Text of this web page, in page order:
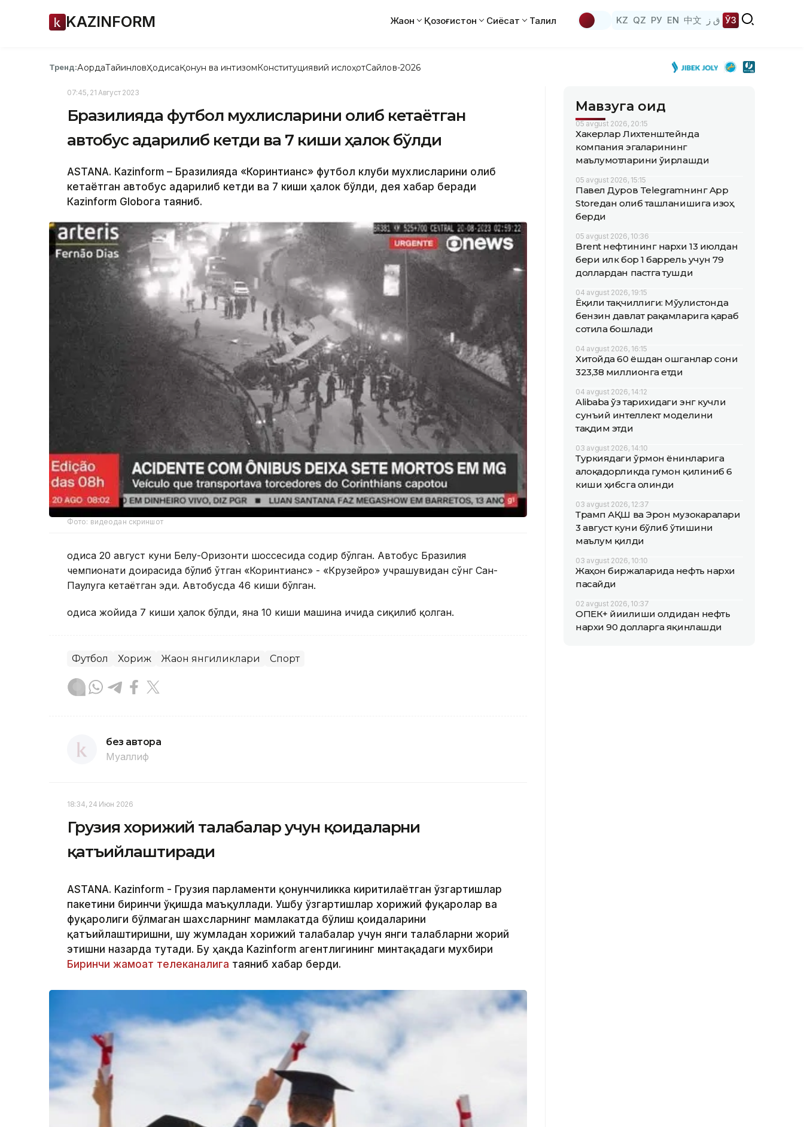
KAZINFORM Жаҳон Қозоғистон Сиёсат Таҳлил KZ QZ РУ EN 中文 ق ز ЎЗ
Тренд:АқордаТайинловҲодисаҚонун ва интизомКонституциявий ислоҳотСайлов-2026
07:45, 21 Август 2023
Бразилияда футбол мухлисларини олиб кетаётган
автобус ағдарилиб кетди ва 7 киши ҳалок бўлди
ASTANА. Кazinform – Бразилияда «Коринтианс» футбол клуби мухлисларини олиб
кетаётган автобус ағдарилиб кетди ва 7 киши ҳалок бўлди, дея хабар беради
Каzinform Globoга таяниб.
Фото: видеодан скриншот
Ҳодиса 20 август куни Белу-Оризонти шоссесида содир бўлган. Автобус Бразилия
чемпионати доирасида бўлиб ўтган «Коринтианс» - «Крузейро» учрашувидан сўнг Сан-
Паулуга кетаётган эди. Автобусда 46 киши бўлган.
Ҳодиса жойида 7 киши ҳалок бўлди, яна 10 киши машина ичида сиқилиб қолган.
Футбол Хориж Жаҳон янгиликлари Спорт
без автора
Муаллиф
18:34, 24 Июн 2026
Грузия хорижий талабалар учун қоидаларни
қатъийлаштиради
ASTANA. Kazinform - Грузия парламенти қонунчиликка киритилаётган ўзгартишлар
пакетини биринчи ўқишда маъқуллади. Ушбу ўзгартишлар хорижий фуқаролар ва
фуқаролиги бўлмаган шахсларнинг мамлакатда бўлиш қоидаларини
қатъийлаштиришни, шу жумладан хорижий талабалар учун янги талабларни жорий
этишни назарда тутади. Бу ҳақда Kazinform агентлигининг минтақадаги мухбири
Биринчи жамоат телеканалига таяниб хабар берди.
Мавзуга оид
05 avgust 2026, 20:15
Хакерлар Лихтенштейнда
компания эгаларининг
маълумотларини ўғирлашди
05 avgust 2026, 15:15
Павел Дуров Telegramнинг App
Storeдан олиб ташланишига изоҳ
берди
05 avgust 2026, 10:36
Brent нефтининг нархи 13 июлдан
бери илк бор 1 баррель учун 79
доллардан пастга тушди
04 avgust 2026, 19:15
Ёқилғи тақчиллиги: Мўғулистонда
бензин давлат рақамларига қараб
сотила бошлади
04 avgust 2026, 16:15
Хитойда 60 ёшдан ошганлар сони
323,38 миллионга етди
04 avgust 2026, 14:12
Alibaba ўз тарихидаги энг кучли
сунъий интеллект моделини
тақдим этди
03 avgust 2026, 14:10
Туркиядаги ўрмон ёнғинларига
алоқадорликда гумон қилиниб 6
киши ҳибсга олинди
03 avgust 2026, 12:37
Трамп АҚШ ва Эрон музокаралари
3 август куни бўлиб ўтишини
маълум қилди
03 avgust 2026, 10:10
Жаҳон биржаларида нефть нархи
пасайди
02 avgust 2026, 10:37
ОПEК+ йиғилиши олдидан нефть
нархи 90 долларга яқинлашди